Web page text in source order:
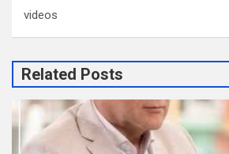
videos
Related Posts